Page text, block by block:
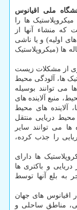
ملی اقیانوس
میکروپلاستیک ها را
اولیه) و یا ناشی
ها (میکروپلاستیک
از مشکلات زیست
ها، آلودگی محیط
می توانند بوسیله
منبع آلاینده های
آلاینده های محیط
دریایی منتقل
می توانند سایر
را جذب کرده،
ها دارای
دریایی و باکتری ها
به بلع آنها توسط
اقیانوس های جهان
مناطق ساحلی و